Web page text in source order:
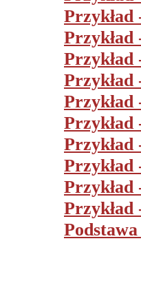
Przykład
Przykład
Przykład
Przykład
Przykład
Przykład
Przykład
Przykład
Przykład